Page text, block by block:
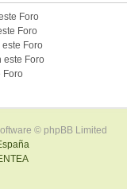
Foro
Foro
Foro
este Foro
Foro
© phpBB Limited